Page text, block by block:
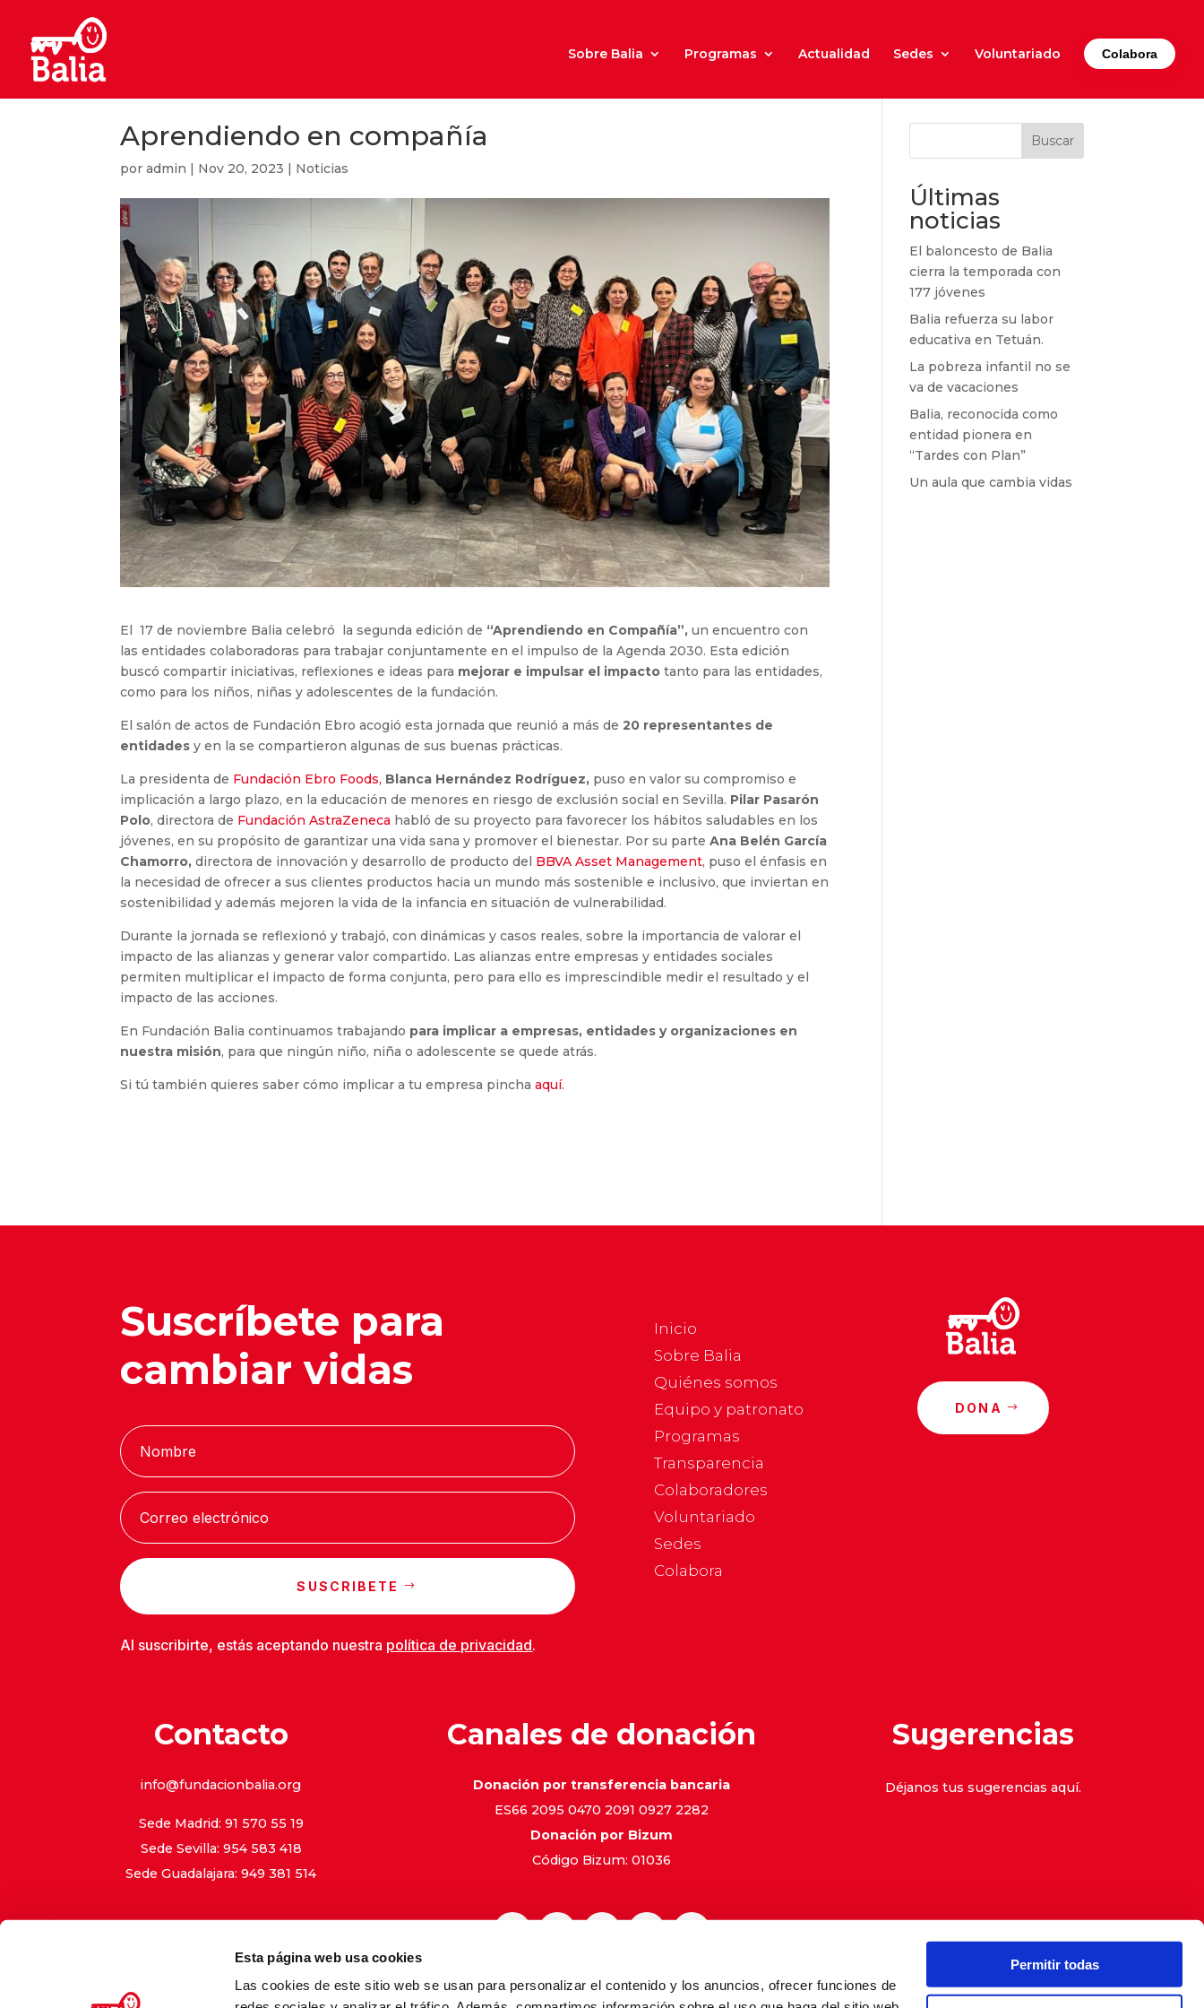
Esta página web usa cookies
Las cookies de este sitio web se usan para personalizar el contenido y los anuncios, ofrecer funciones de
Permitir todas
Sobre Balia Programas Actualidad Sedes Voluntariado Colabora
Aprendiendo en compañía
poradmin | Nov 20, 2023 | Noticias
El 17 de noviembre Balia celebró la segunda edición de “Aprendiendo en Compañía”, un encuentro con
las entidades colaboradoras para trabajar conjuntamente en el impulso de la Agenda 2030. Esta edición
buscó compartir iniciativas, reflexiones e ideas para mejorar e impulsar el impacto tanto para las entidades,
como para los niños, niñas y adolescentes de la fundación.
El salón de actos de Fundación Ebro acogió esta jornada que reunió a más de20 representantes de
entidades y en la se compartieron algunas de sus buenas prácticas.
La presidenta de Fundación Ebro Foods, Blanca Hernández Rodríguez, puso en valor su compromiso e
implicación a largo plazo, en la educación de menores en riesgo de exclusión social en Sevilla. Pilar Pasarón
Polo, directora de Fundación AstraZeneca habló de su proyecto para favorecer los hábitos saludables en los
jóvenes, en su propósito de garantizar una vida sana y promover el bienestar. Por su parteAna Belén García
Chamorro, directora de innovación y desarrollo de producto del BBVA Asset Management, puso el énfasis en
la necesidad de ofrecer a sus clientes productos hacia un mundo más sostenible e inclusivo, que inviertan en
sostenibilidad y además mejoren la vida de la infancia en situación de vulnerabilidad.
Durante la jornada se reflexionó y trabajó, con dinámicas y casos reales, sobre la importancia de valorar el
impacto de las alianzas y generar valor compartido. Las alianzas entre empresas y entidades sociales
permiten multiplicar el impacto de forma conjunta, pero para ello es imprescindible medir el resultado y el
impacto de las acciones.
En Fundación Balia continuamos trabajando para implicar a empresas, entidades y organizaciones en
nuestra misión, para que ningún niño, niña o adolescente se quede atrás.
Si tú también quieres saber cómo implicar a tu empresa pinchaaquí.
Buscar
Últimas
noticias
El baloncesto de Balia
cierra la temporada con
177 jóvenes
Balia refuerza su labor
educativa en Tetuán.
La pobreza infantil no se
va de vacaciones
Balia, reconocida como
entidad pionera en
“Tardes con Plan”
Un aula que cambia vidas
Suscríbete para
cambiar vidas
SUSCRIBETE
Al suscribirte, estás aceptando nuestra política de privacidad.
Inicio
Sobre Balia
Quiénes somos
Equipo y patronato
Programas
Transparencia
Colaboradores
Voluntariado
Sedes
Colabora
DONA
Contacto
info@fundacionbalia.org
Sede Madrid: 91 570 55 19
Sede Sevilla: 954 583 418
Sede Guadalajara: 949 381 514
Canales de donación
Donación por transferencia bancaria
ES66 2095 0470 2091 0927 2282
Donación por Bizum
Código Bizum: 01036
Sugerencias
Déjanos tus sugerencias aquí.
Aviso Legal Política de Privacidad Política de Cookies Canal de denuncias